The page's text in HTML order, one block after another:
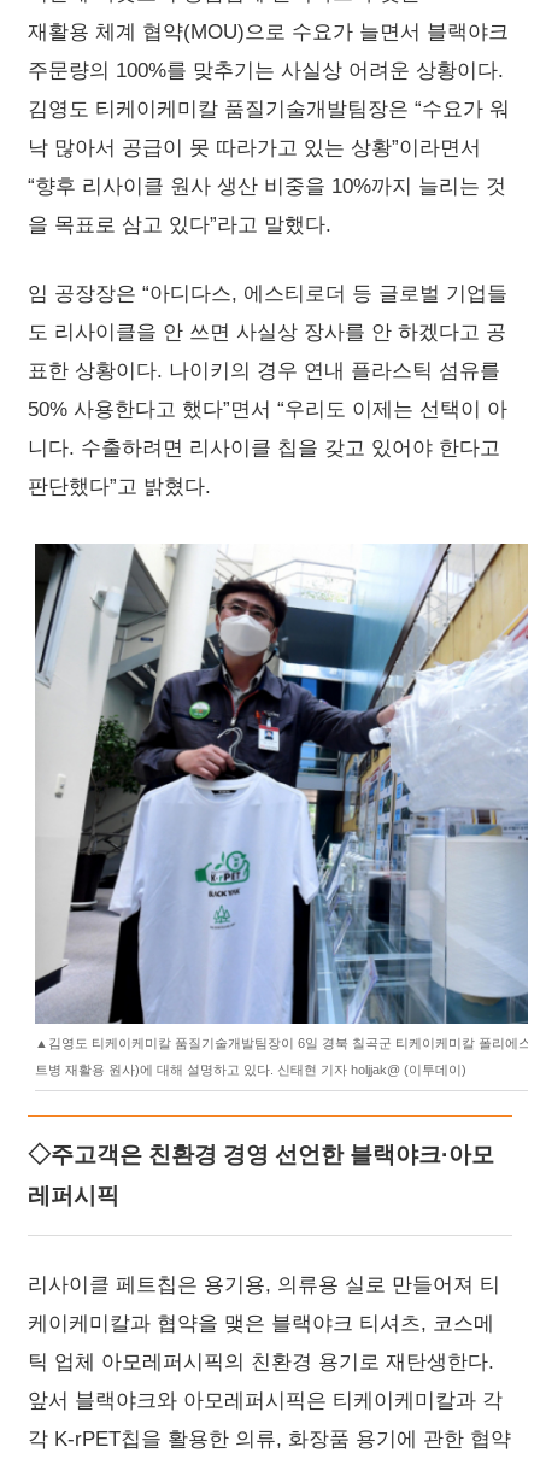
재활용 체계 협약(MOU)으로 수요가 늘면서 블랙야크
주문량의 100%를 맞추기는 사실상 어려운 상황이다.
김영도 티케이케미칼 품질기술개발팀장은 “수요가 워
낙 많아서 공급이 못 따라가고 있는 상황”이라면서
“향후 리사이클 원사 생산 비중을 10%까지 늘리는 것
을 목표로 삼고 있다”라고 말했다.
임 공장장은 “아디다스, 에스티로더 등 글로벌 기업들
도 리사이클을 안 쓰면 사실상 장사를 안 하겠다고 공
표한 상황이다. 나이키의 경우 연내 플라스틱 섬유를
50% 사용한다고 했다”면서 “우리도 이제는 선택이 아
니다. 수출하려면 리사이클 칩을 갖고 있어야 한다고
판단했다”고 밝혔다.
▲김영도 티케이케미칼 품질기술개발팀장이 6일 경북 칠곡군 티케이케미칼 폴리에스
트병 재활용 원사)에 대해 설명하고 있다. 신태현 기자 holjjak@ (이투데이)
◇주고객은 친환경 경영 선언한 블랙야크·아모
레퍼시픽
리사이클 페트칩은 용기용, 의류용 실로 만들어져 티
케이케미칼과 협약을 맺은 블랙야크 티셔츠, 코스메
틱 업체 아모레퍼시픽의 친환경 용기로 재탄생한다.
앞서 블랙야크와 아모레퍼시픽은 티케이케미칼과 각
각 K-rPET칩을 활용한 의류, 화장품 용기에 관한 협약